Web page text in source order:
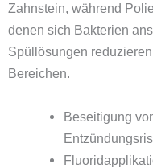
Zahnstein, während
denen sich Bakterien
Spüllösungen
Bereichen.
Beseitigung